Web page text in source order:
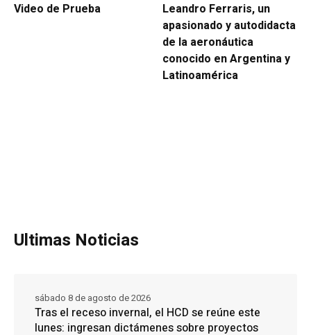
Video de Prueba
Leandro Ferraris, un
apasionado y autodidacta
de la aeronáutica
conocido en Argentina y
Latinoamérica
Ultimas Noticias
Tras el receso invernal, el HCD se reúne este
lunes: ingresan dictámenes sobre proyectos
sábado 8 de agosto de 2026